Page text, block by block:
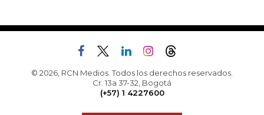
© 2026, RCN Medios. Todos los derechos reservados.
Cr. 13a 37-32, Bogotá
(+57) 1 4227600